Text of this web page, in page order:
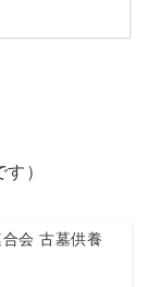
）
会 古墓供養